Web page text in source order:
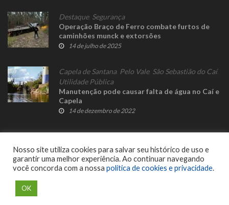
Destaque, Segurança
Operação Braço de Ferro combate furtos de
caminhões munck e extorsões
14 de julho de 2025
Capela de Santana, Pelo Vale, São Sebastião do Caí,
Utilidade Pública
Manutenção pode causar falta de água no Caí e
Capela
14 de dezembro de 2022
Nosso site utiliza cookies para salvar seu histórico de uso e
garantir uma melhor experiência. Ao continuar navegando
você concorda com a nossa política de cookies e privacidade.
OK